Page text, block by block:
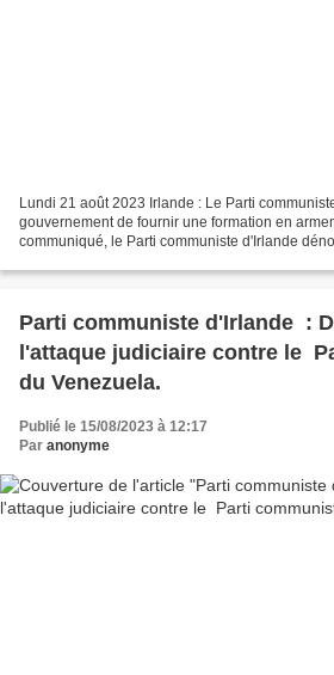
Lundi 21 août 2023 Irlande : Le Parti
gouvernement de fournir une formation en
communiqué, le Parti communiste d'Irlande
Parti communiste d'Irlande :
l'attaque judiciaire contre le
du Venezuela.
Publié le 15/08/2023 à 12:17
Par anonyme